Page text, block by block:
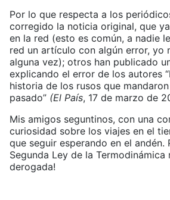
Por lo que respecta a los
corregido la noticia original, que
en la red (esto es común, a nadie
red un artículo con algún error, yo
alguna vez); otros han publicado
explicando el error de los autores
historia de los rusos que
pasado” (El País, 17 de marzo de
Mis amigos seguntinos, con una
curiosidad sobre los viajes en el
que seguir esperando en el andén.
Segunda Ley de la Termodinámica
derogada!